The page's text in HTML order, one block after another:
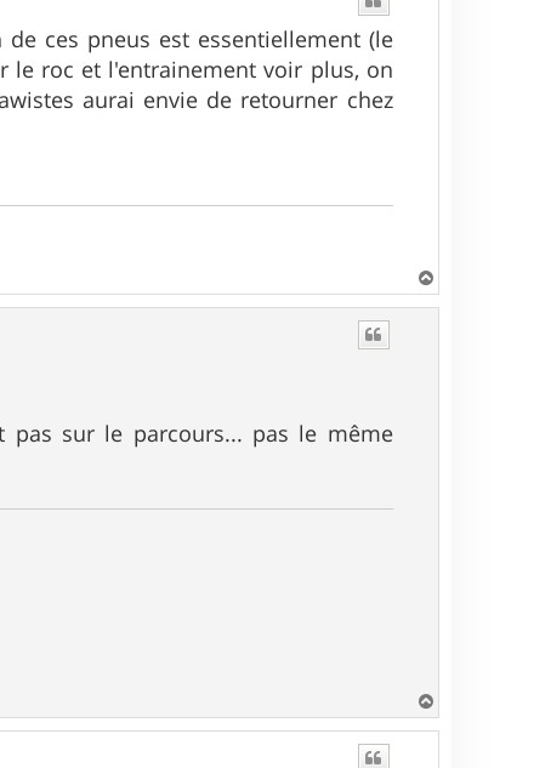
ces pneus est essentiellement (le
le roc et l'entrainement voir plus, on
aurai envie de retourner chez
a
sur le parcours... pas le même
a